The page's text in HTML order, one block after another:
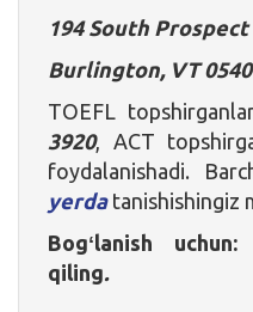
194 South
Burlington, VT
TOEFL
3920, ACT
foydalanishadi.
yerdatanishishingiz
Bogʻlanish uchun:
qiling.